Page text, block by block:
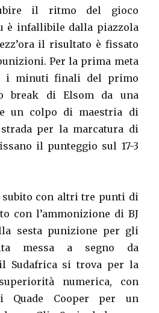
il ritmo del gioco
è infallibile dalla piazzola
il risultato è fissato
Per la prima meta
i minuti finali del primo
break di Elsom da una
un colpo di maestria di
per la marcatura di
il punteggio sul 17-3
con altri tre punti di
con l’ammonizione di BJ
sesta punizione per gli
messa a segno da
il Sudafrica si trova per la
numerica, con
Quade Cooper per un